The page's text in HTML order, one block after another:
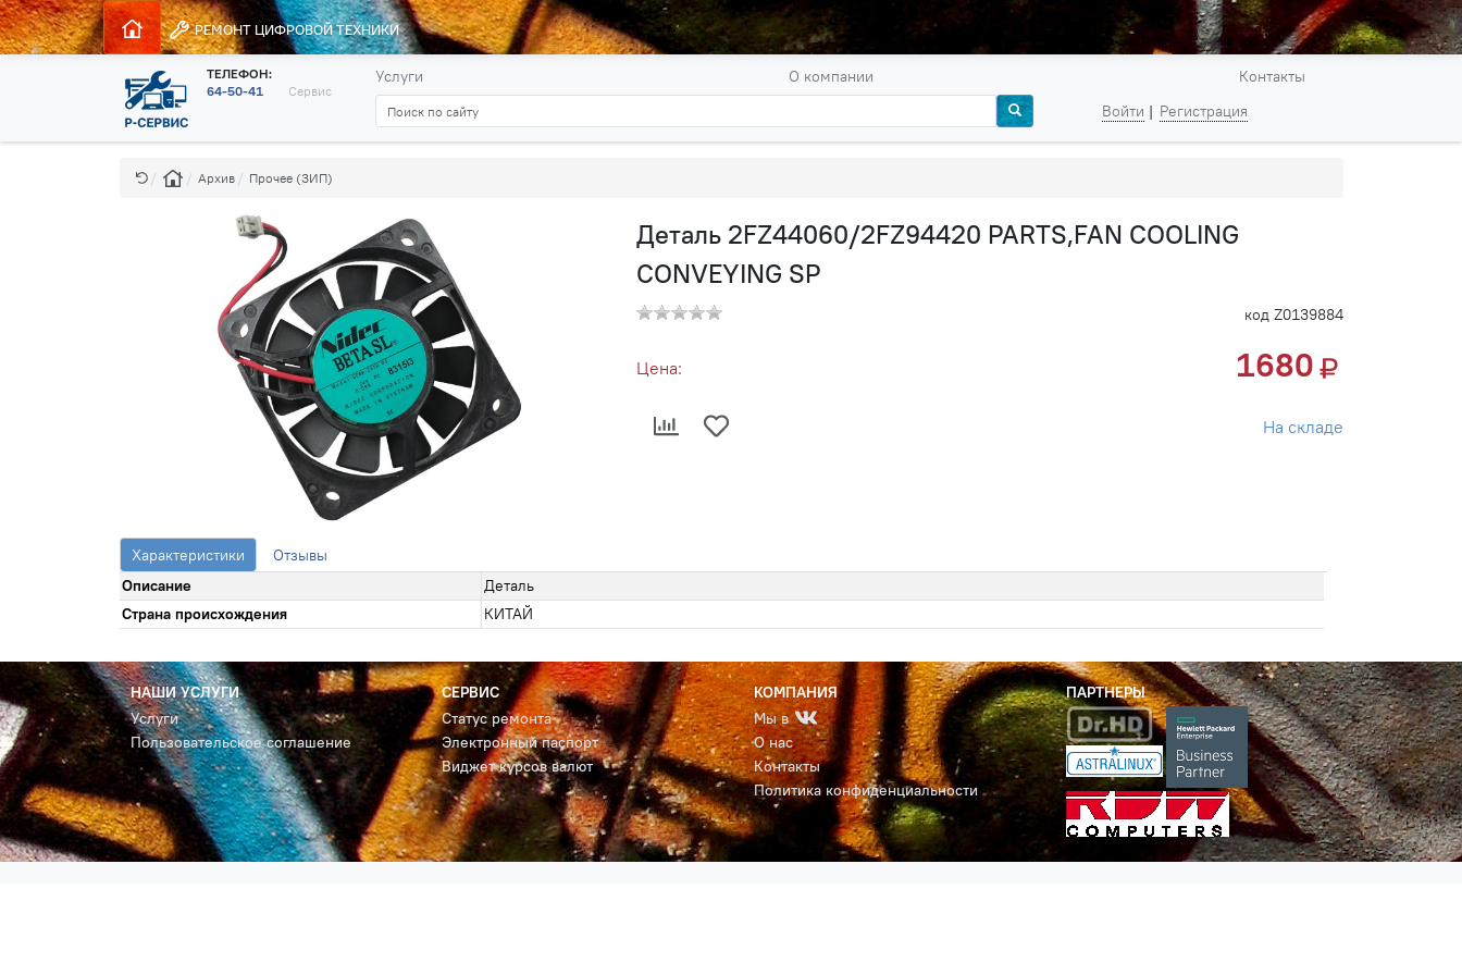
РЕМОНТЦИФРОВОЙ ТЕХНИКИ
ТЕЛЕФОН:
64-50-41
Сервис
Услуги О компании
Контакты
Войти
Регистрация
Архив Прочее (ЗИП)
Деталь 2FZ44060/2FZ94420 PARTS,FAN COOLING
CONVEYING SP
код Z0139884
Цена: 1680
На складе
Характеристики
Отзывы
Описание
Деталь
Страна происхождения
КИТАЙ
НАШИ УСЛУГИ
Услуги
Пользовательское соглашение
СЕРВИС
Статус ремонта
Электронный паспорт
Виджет курсов валют
КОМПАНИЯ
Мы в
О нас
Контакты
Политика конфиденциальности
ПАРТНЕРЫ